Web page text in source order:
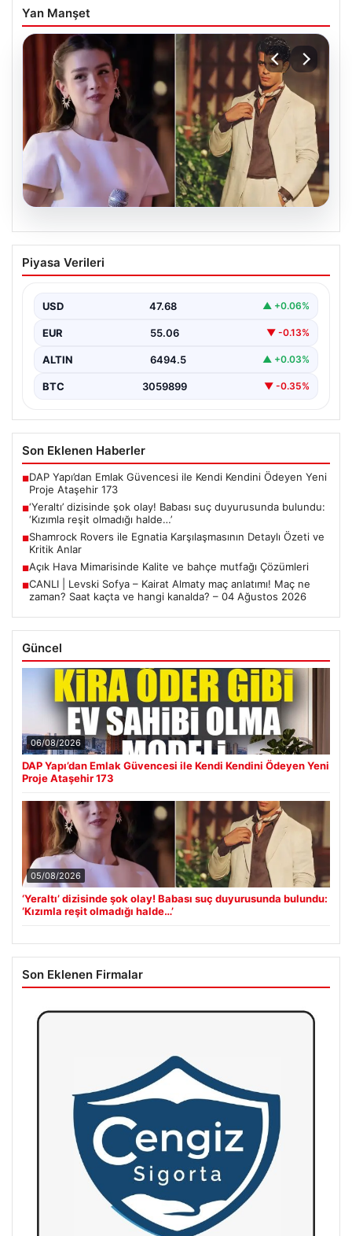
Yan Manşet
‘Yeraltı’ dizisinde şok olay! Babası suç
duyurusunda bulundu: ‘Kızımla reşit
Piyasa Verileri
USD 47.68 ▲ +0.06%
EUR 55.06 ▼ -0.13%
ALTIN 6494.5 ▲ +0.03%
BTC 3059899 ▼ -0.35%
Son Eklenen Haberler
■DAP Yapı’dan Emlak Güvencesi ile Kendi Kendini Ödeyen Yeni
Proje Ataşehir 173
■‘Yeraltı’ dizisinde şok olay! Babası suç duyurusunda bulundu:
‘Kızımla reşit olmadığı halde…’
■Shamrock Rovers ile Egnatia Karşılaşmasının Detaylı Özeti ve
Kritik Anlar
■Açık Hava Mimarisinde Kalite ve bahçe mutfağı Çözümleri
■CANLI | Levski Sofya – Kairat Almaty maç anlatımı! Maç ne
zaman? Saat kaçta ve hangi kanalda? – 04 Ağustos 2026
Güncel
06/08/2026
DAP Yapı’dan Emlak Güvencesi ile Kendi Kendini Ödeyen Yeni
Proje Ataşehir 173
05/08/2026
‘Yeraltı’ dizisinde şok olay! Babası suç duyurusunda bulundu:
‘Kızımla reşit olmadığı halde…’
Son Eklenen Firmalar